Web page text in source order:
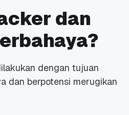
dan
dengan tujuan
dan berpotensi merugikan